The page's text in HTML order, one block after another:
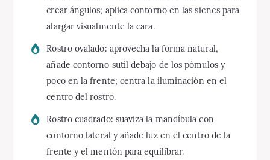
crear ángulos; aplica contorno en las sienes para
alargar visualmente la cara.
Rostro ovalado: aprovecha la forma natural,
añade contorno sutil debajo de los pómulos y
poco en la frente; centra la iluminación en el
centro del rostro.
Rostro cuadrado: suaviza la mandíbula con
contorno lateral y añade luz en el centro de la
frente y el mentón para equilibrar.